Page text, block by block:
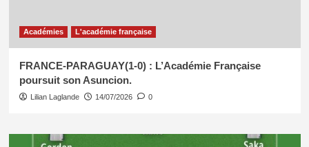
Académies L'académie française
FRANCE-PARAGUAY(1-0) : L’Académie Française
poursuit son Asuncion.
Lilian Laglande 14/07/2026 0